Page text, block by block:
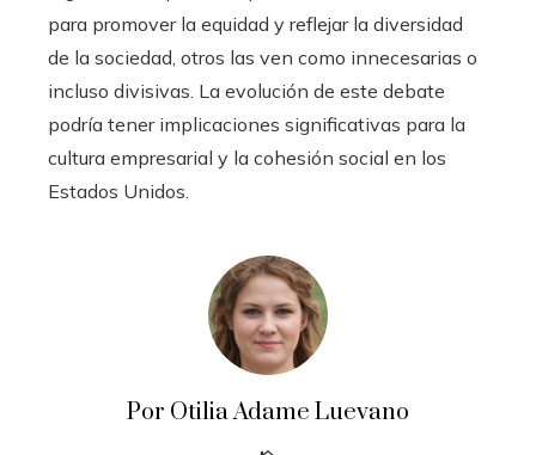
para promover la equidad y reflejar la diversidad
de la sociedad, otros las ven como innecesarias o
incluso divisivas. La evolución de este debate
podría tener implicaciones significativas para la
cultura empresarial y la cohesión social en los
Estados Unidos.
Por Otilia Adame Luevano